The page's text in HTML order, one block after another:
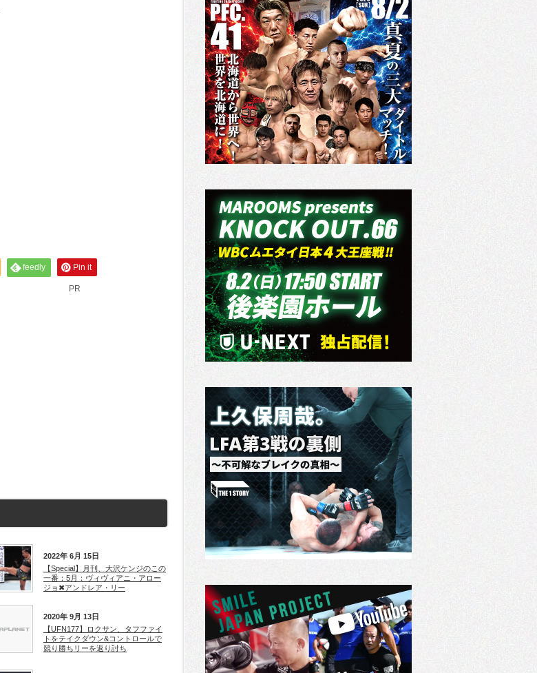
feedly Pin it
PR
2022年 6月 15日
【Special】月刊、大沢ケンジのこの
一番：5月：ヴィヴィアニ・アロー
ジョ✖アンドレア・リー
2020年 9月 13日
【UFN177】ロクサン、タフファイ
トをテイクダウン&コントロールで
競り勝ちリーを返り討ち